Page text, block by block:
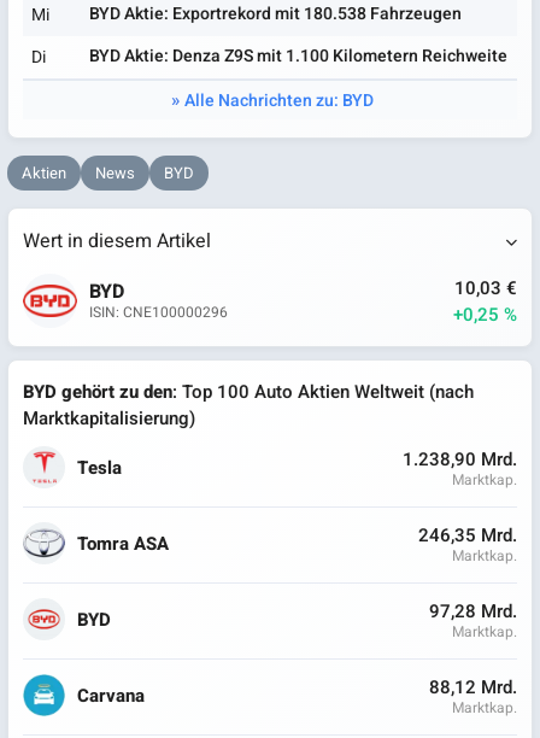
Mi
BYD Aktie: Exportrekord mit 180.538 Fahrzeugen
Di
BYD Aktie: Denza Z9S mit 1.100 Kilometern Reichweite
Alle Nachrichten zu: BYD
Aktien News BYD
Wert in diesem Artikel
BYD
ISIN: CNE100000296
10,03 €
+0,25 %
BYD gehört zu den: Top 100 Auto Aktien Weltweit (nach
Marktkapitalisierung)
Tesla
1.238,90 Mrd.
Marktkap.
Tomra ASA 246,35 Mrd.
Marktkap.
BYD 97,28 Mrd.
Marktkap.
Carvana 88,12 Mrd.
Marktkap.